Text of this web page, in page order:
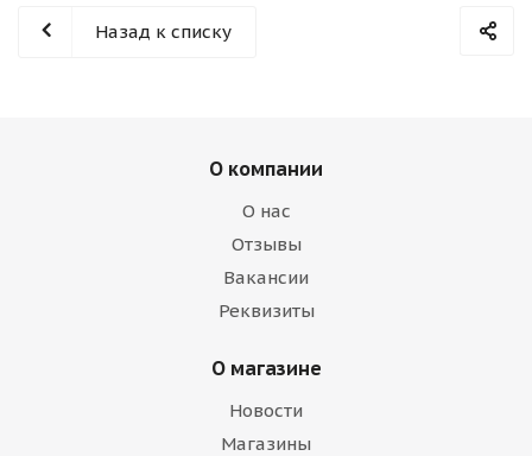
Назад к списку
О компании
О нас
Отзывы
Вакансии
Реквизиты
О магазине
Новости
Магазины